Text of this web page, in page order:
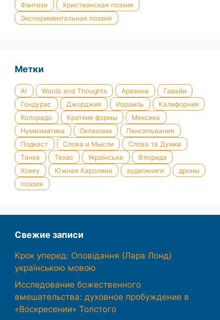
Фэнтези
Христианская поэзия
Экспериментальная поэзия
Метки
AI Words and Thoughts Аризона
Гавайи
Гондурас
Джорджия Израиль
Калифорния
Колорадо
Краткие формы
Мексика
Нумизматика
Оклахома
Пенсильвания
Подкаст
Слова и Мысли
Слова та Думки
Танка
Техас Українське
Флорида
Хокку
Южная Каролина аудиокниги
дроны
поэзия
Свежие записи
Крок уперед: Оповідання (Лара Лонд)
українською мовою
Исследование божественного
вмешательства: духовное пробуждение в
«Воскресении» Толстого